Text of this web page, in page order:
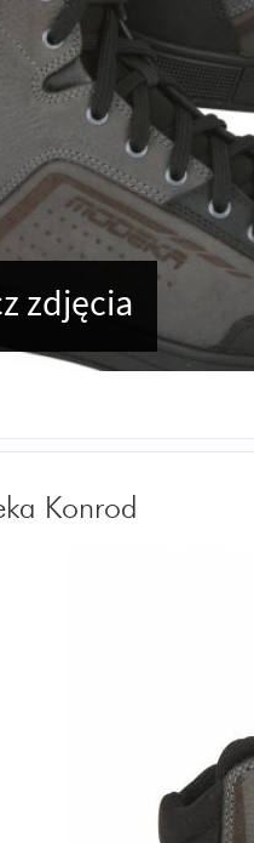
zdjęcia
Konrod